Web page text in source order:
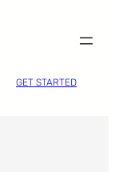
GET STARTED